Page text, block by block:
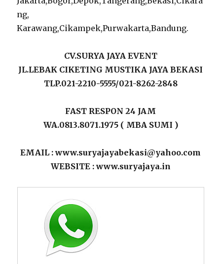
ng,
Karawang,Cikampek,Purwakarta,Bandung.
CV.SURYA JAYA EVENT
JL.LEBAK CIKETING MUSTIKA JAYA BEKASI
TLP.021-2210-5555/021-8262-2848
FAST RESPON 24 JAM
WA.0813.8071.1975 ( MBA SUMI )
EMAIL : www.suryajayabekasi@yahoo.com
WEBSITE : www.suryajaya.in